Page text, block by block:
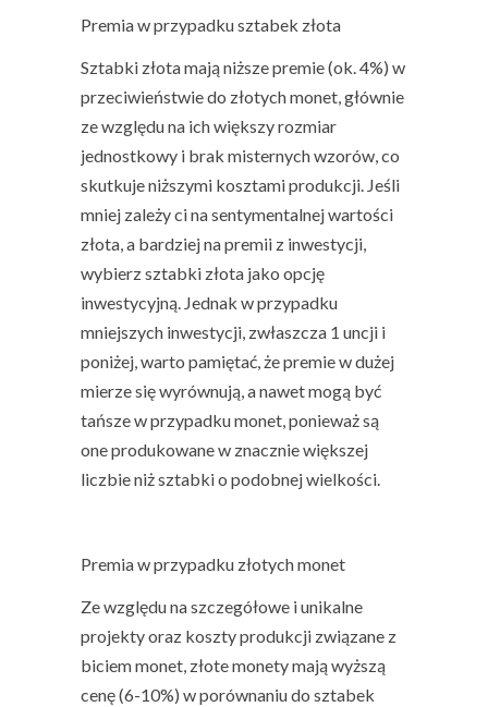
Premia w przypadku sztabek złota
Sztabki złota mają niższe premie (ok. 4%) w
przeciwieństwie do złotych monet, głównie
ze względu na ich większy rozmiar
jednostkowy i brak misternych wzorów, co
skutkuje niższymi kosztami produkcji. Jeśli
mniej zależy ci na sentymentalnej wartości
złota, a bardziej na premii z inwestycji,
wybierz sztabki złota jako opcję
inwestycyjną. Jednak w przypadku
mniejszych inwestycji, zwłaszcza 1 uncji i
poniżej, warto pamiętać, że premie w dużej
mierze się wyrównują, a nawet mogą być
tańsze w przypadku monet, ponieważ są
one produkowane w znacznie większej
liczbie niż sztabki o podobnej wielkości.
Premia w przypadku złotych monet
Ze względu na szczegółowe i unikalne
projekty oraz koszty produkcji związane z
biciem monet, złote monety mają wyższą
cenę (6-10%) w porównaniu do sztabek